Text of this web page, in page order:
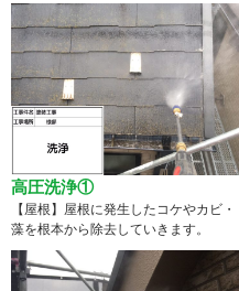
高圧洗浄①
【屋根】屋根に発生したコケやカビ・
藻を根本から除去していきます。